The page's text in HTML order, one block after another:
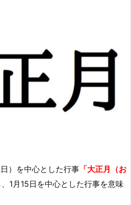
）を中心とした行事 「大正月（お
1月15日を中心とした行事を意味